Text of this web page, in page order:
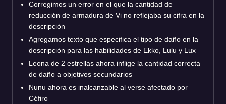
Corregimos un error en el que la cantidad de
reducción de armadura de Vi no reflejaba su cifra en la
descripción
Agregamos texto que especifica el tipo de daño en la
descripción para las habilidades de Ekko, Lulu y Lux
Leona de 2 estrellas ahora inflige la cantidad correcta
de daño a objetivos secundarios
Nunu ahora es inalcanzable al verse afectado por
Céfiro